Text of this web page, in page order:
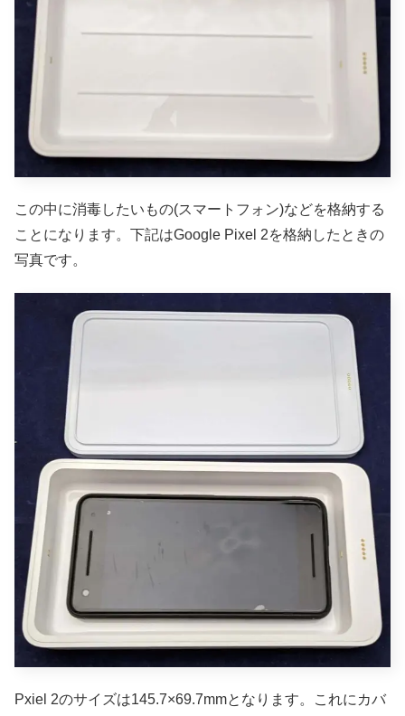
この中に消毒したいもの(スマートフォン)などを格納する
ことになります。下記はGoogle Pixel 2を格納したときの
写真です。
Pxiel 2のサイズは145.7×69.7mmとなります。これにカバ